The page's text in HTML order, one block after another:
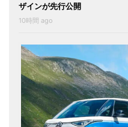
ザインが先行公開
10時間 ago